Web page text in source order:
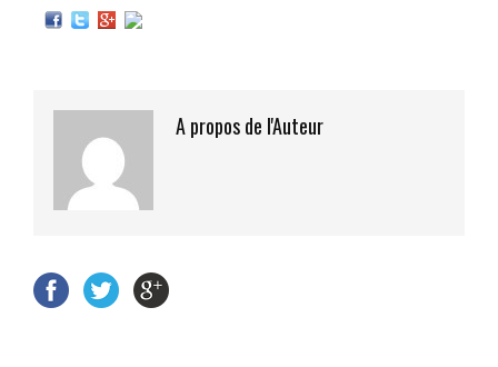
A propos de l'Auteur